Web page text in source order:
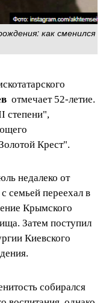
как сменился
отмечает 52-летие.
степени",
Крест".
недалеко от
семьей переехал в
Крымского
Затем поступил
Киевского
собирался